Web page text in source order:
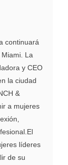
continuará
La
y CEO
la ciudad
&
a mujeres
líderes
de su